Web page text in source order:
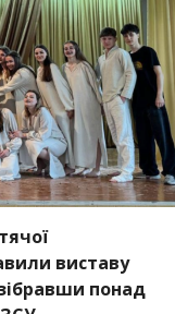
виставу
понад